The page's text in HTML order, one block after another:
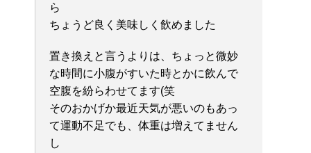
ら
ちょうど良く美味しく飲めました
置き換えと言うよりは、ちょっと微妙
な時間に小腹がすいた時とかに飲んで
空腹を紛らわせてます(笑
そのおかげか最近天気が悪いのもあっ
て運動不足でも、体重は増えてません
し